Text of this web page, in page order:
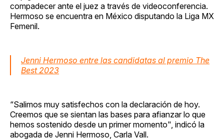
compadecer ante el juez a través de videoconferencia.
Hermoso se encuentra en México disputando la Liga MX
Femenil.
Jenni Hermoso entre las candidatas al premio The
Best 2023
“Salimos muy satisfechos con la declaración de hoy.
Creemos que se sientan las bases para afianzar lo que
hemos sostenido desde un primer momento", indicó la
abogada de Jenni Hermoso, Carla Vall.